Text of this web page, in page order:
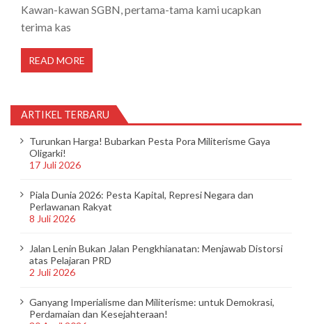
Kawan-kawan SGBN, pertama-tama kami ucapkan
terima kas
READ MORE
ARTIKEL TERBARU
Turunkan Harga! Bubarkan Pesta Pora Militerisme Gaya
Oligarki!
17 Juli 2026
Piala Dunia 2026: Pesta Kapital, Represi Negara dan
Perlawanan Rakyat
8 Juli 2026
Jalan Lenin Bukan Jalan Pengkhianatan: Menjawab Distorsi
atas Pelajaran PRD
2 Juli 2026
Ganyang Imperialisme dan Militerisme: untuk Demokrasi,
Perdamaian dan Kesejahteraan!